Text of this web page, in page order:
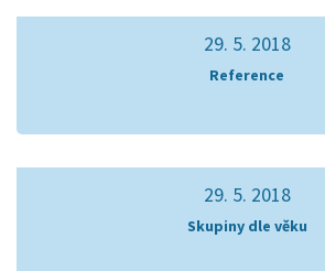
29. 5. 2018
Reference
29. 5. 2018
Skupiny dle věku